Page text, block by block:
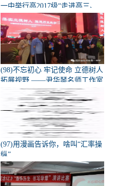
一中举行高2017级“走进高三、
亮剑零诊”誓师大会
(98)不忘初心 牢记使命 立德树人
拓展视野 ——尹华琴名师工作室
部分成员参加中国教育年会
(97)用漫画告诉你，啥叫“汇率操
纵”